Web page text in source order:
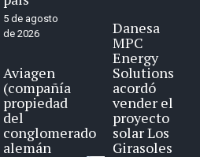
5 de agosto
de 2026
Aviagen
(compañía
propiedad
del
conglomerado
alemán
Danesa
MPC
Energy
Solutions
acordó
vender el
proyecto
solar Los
Girasoles